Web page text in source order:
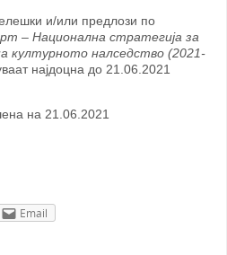
и/или предлози по
– Национална стратегија за
налседство (2021-
најдоцна до 21.06.2021
на 21.06.2021
Email